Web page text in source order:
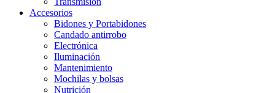
Accesorios
Bidones y Portabidones
Candado antirrobo
Electrónica
Iluminación
Mantenimiento
Mochilas y bolsas
Nutrición